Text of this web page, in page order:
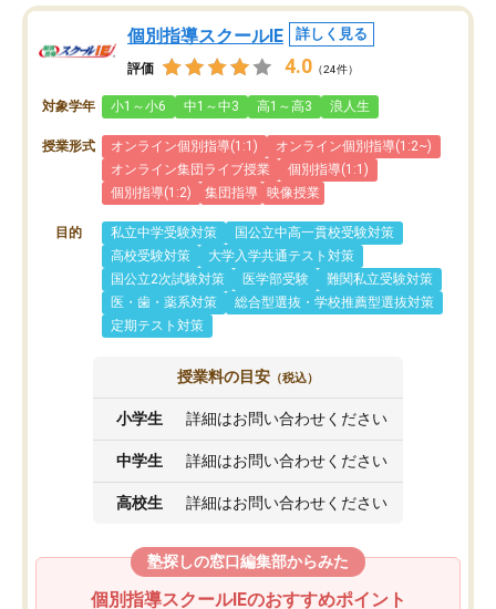
個別指導スクールIE 詳しく見る
評価 4.0 （24件）
対象学年 小1～小6 中1～中3 高1～高3 浪人生
授業形式 オンライン個別指導(1:1)
オンライン個別指導(1:2~)
オンライン集団ライブ授業
個別指導(1:1)
個別指導(1:2)
集団指導 映像授業
目的 私立中学受験対策
国公立中高一貫校受験対策
高校受験対策
大学入学共通テスト対策
国公立2次試験対策
医学部受験
難関私立受験対策
医・歯・薬系対策
総合型選抜・学校推薦型選抜対策
定期テスト対策
授業料の目安 （税込）
小学生 詳細はお問い合わせください
中学生 詳細はお問い合わせください
高校生 詳細はお問い合わせください
塾探しの窓口編集部からみた
個別指導スクールIEのおすすめポイント